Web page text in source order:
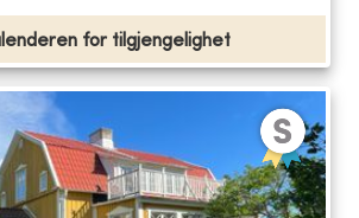
for tilgjengelighet